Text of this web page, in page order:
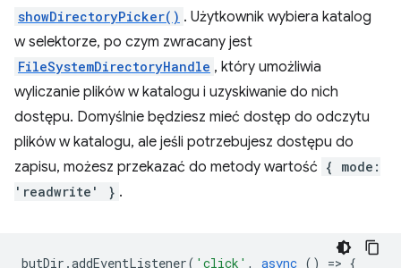
showDirectoryPicker() . Użytkownik wybiera katalog
w selektorze, po czym zwracany jest
FileSystemDirectoryHandle , który umożliwia
wyliczanie plików w katalogu i uzyskiwanie do nich
dostępu. Domyślnie będziesz mieć dostęp do odczytu
plików w katalogu, ale jeśli potrzebujesz dostępu do
zapisu, możesz przekazać do metody wartość { mode:
'readwrite' } .
butDir .addEventListener( 'click' , async () => {